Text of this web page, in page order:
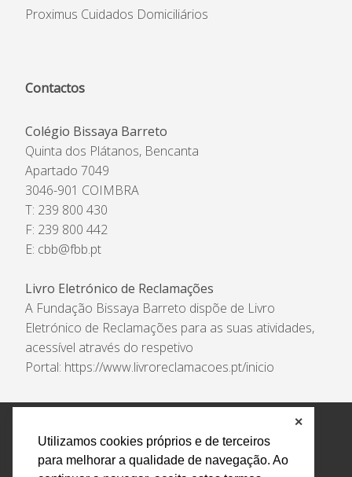
Utilizamos cookies próprios e de terceiros
para melhorar a qualidade de navegação. Ao
✕
Proximus Cuidados Domiciliários
Contactos
Colégio Bissaya Barreto
Quinta dos Plátanos, Bencanta
Apartado 7049
3046-901 COIMBRA
T: 239 800 430
F: 239 800 442
E: cbb@fbb.pt
Livro Eletrónico de Reclamações
A Fundação Bissaya Barreto dispõe de Livro
Eletrónico de Reclamações para as suas atividades,
acessível através do respetivo
Portal: https://www.livroreclamacoes.pt/inicio
Política de Privacidade e Tratamento de Dados
Encarregado de Proteção de Dados
Livro Eletrónico
de Reclamações
Canal de Denúncias